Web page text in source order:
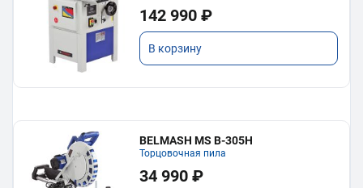
142 990 ₽
В корзину
BELMASH MS B-305H
Торцовочная пила
34 990 ₽